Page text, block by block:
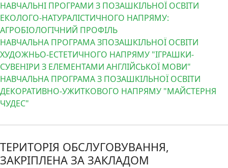
НАВЧАЛЬНІ ПРОГРАМИ З ПОЗАШКІЛЬНОЇ ОСВІТИ
ЕКОЛОГО-НАТУРАЛІСТИЧНОГО НАПРЯМУ:
АГРОБІОЛОГІЧНИЙ ПРОФІЛЬ
НАВЧАЛЬНА ПРОГРАМА ЗПОЗАШКІЛЬНОЇ ОСВІТИ
ХУДОЖНЬО-ЕСТЕТИЧНОГО НАПРЯМУ "ІГРАШКИ-
СУВЕНІРИ З ЕЛЕМЕНТАМИ АНГЛІЙСЬКОЇ МОВИ"
НАВЧАЛЬНА ПРОГРАМА З ПОЗАШКІЛЬНОЇ ОСВІТИ
ДЕКОРАТИВНО-УЖИТКОВОГО НАПРЯМУ "МАЙСТЕРНЯ
ЧУДЕС"
ТЕРИТОРІЯ ОБСЛУГОВУВАННЯ,
ЗАКРІПЛЕНА ЗА ЗАКЛАДОМ